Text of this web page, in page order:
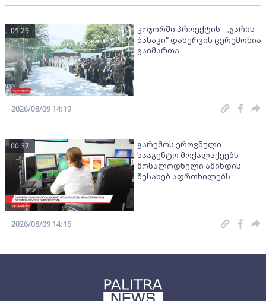
კოჯორში პროექტის - „ჯარის
ბანაკი“ დახურვის ცერემონია
გაიმართა
01:29
2026/08/09 14:19
გარემოს ეროვნული
სააგენტო მოქალაქეებს
მოსალოდნელი ამინდის
შესახებ აფრთხილებს
00:37
2026/08/09 14:16